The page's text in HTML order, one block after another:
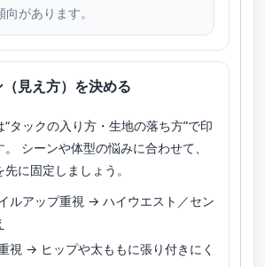
があります。
見え方）を決める
“タックの入り方・生地の落ち方”で印
シーンや体型の悩みに合わせて、
に固定しましょう。
アップ重視 → ハイウエスト／セン
→ ヒップや太ももに張り付きにく